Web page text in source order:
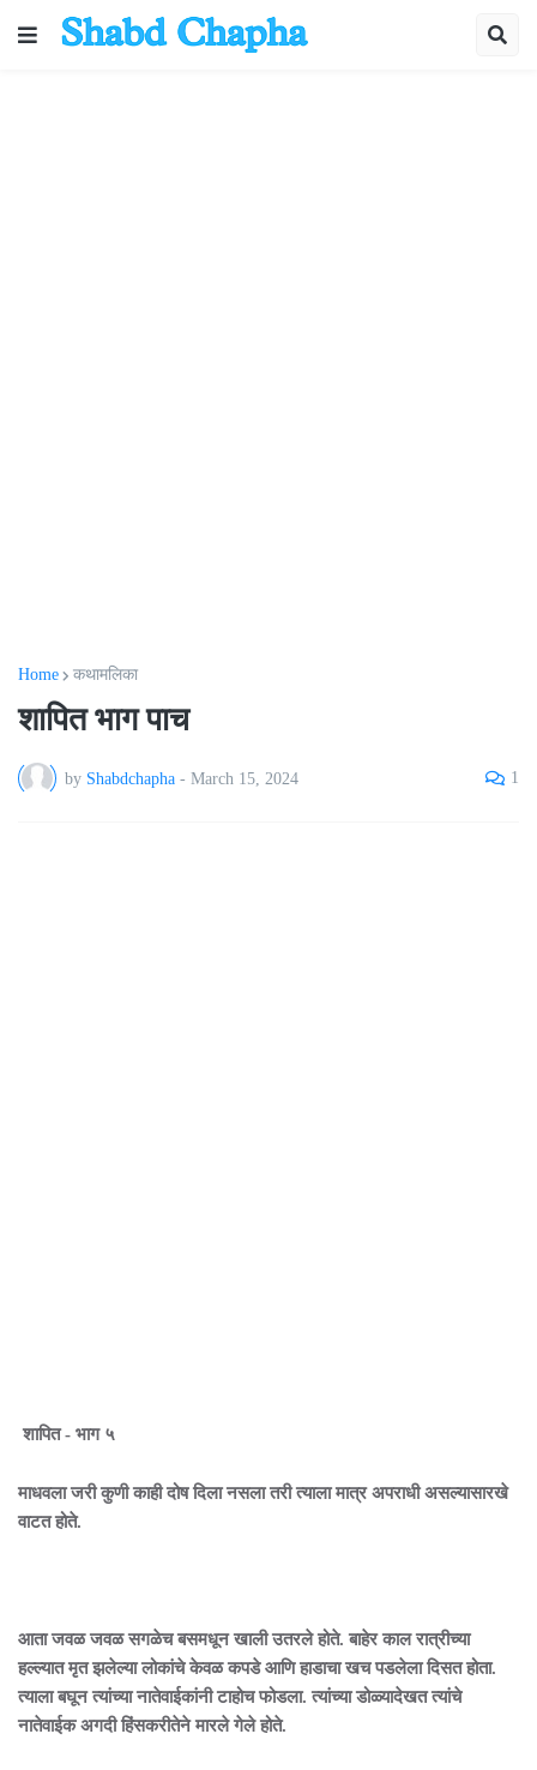
Home कथामलिका
शापित भाग पाच
by Shabdchapha - March 15, 2024 1
शापित - भाग ५
माधवला जरी कुणी काही दोष दिला नसला तरी त्याला मात्र अपराधी असल्यासारखे
वाटत होते.
आता जवळ जवळ सगळेच बसमधून खाली उतरले होते. बाहेर काल रात्रीच्या
हल्ल्यात मृत झलेल्या लोकांचे केवळ कपडे आणि हाडाचा खच पडलेला दिसत होता.
त्याला बघून त्यांच्या नातेवाईकांनी टाहोच फोडला. त्यांच्या डोळ्यादेखत त्यांचे
नातेवाईक अगदी हिंसकरीतेने मारले गेले होते.